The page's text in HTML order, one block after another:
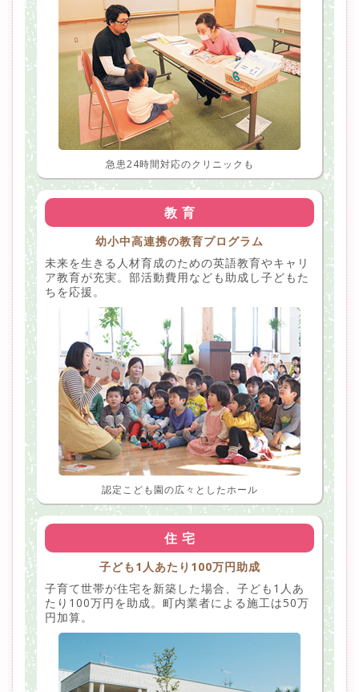
急患24時間対応のクリニックも
教 育
幼小中高連携の教育プログラム
未来を生きる人材育成のための英語教育やキャリ
ア教育が充実。部活動費用なども助成し子どもた
ちを応援。
認定こども園の広々としたホール
住 宅
子ども1人あたり100万円助成
子育て世帯が住宅を新築した場合、子ども1人あ
たり100万円を助成。町内業者による施工は50万
円加算。